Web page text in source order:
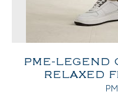
PME-LEGEND
RELAXED